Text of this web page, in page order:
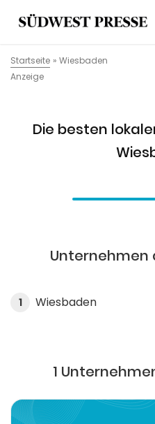
Startseite » Wiesbaden
Anzeige
Die besten
Unternehmen
1 Wiesbaden
1